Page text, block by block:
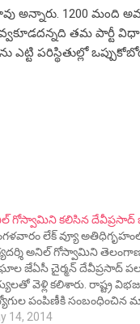
అన్నారు. 1200 మంది
తమ పార్టీ
ఎట్టి పరిస్థితుల్లో
గోస్వామిని కలిసిన దేవీప్రసాద్
లేక్ వ్యూ
అనిల్ గోస్వామిని
జేఏసీ చైర్మన్ దేవీప్రసాద్
వెళ్లి కలిశారు. రాష్ట్ర
పంపిణీకి సంబంధించిన
ఏమాత్రం ఆలస్యం చేయొద్దని
14, 2014